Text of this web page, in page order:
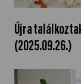
Újra
(2025.09.26.)